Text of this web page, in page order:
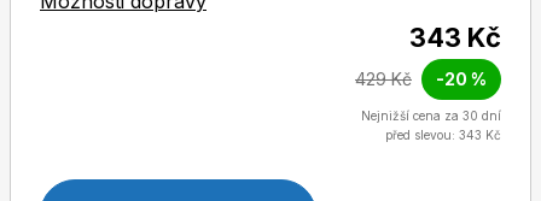
Burda Pletení
polévek, krémové i čiré, a k nim nespočet tipů na
zavářky, knedlíčky, krutonky a další vylepšení.
Nechybí ani osvěžující studené polévky na léto a
podrobné postupy na vývary. To všechno
dohromady tvoří skládačku, podle níž uvaříte
jakoukoli polévku, na kterou si vzpomenete.
343 Kč
429 Kč -20 %
Nejnižší cena za 30 dní
před slevou: 343 Kč